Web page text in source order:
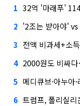
1 32억 '마래푸' 114
2 '2조는 받아야'
3 전액 비과세+소
4 2000원도 비싸다…
5 메디큐브·아누아
6 트럼프, 폴리실리콘